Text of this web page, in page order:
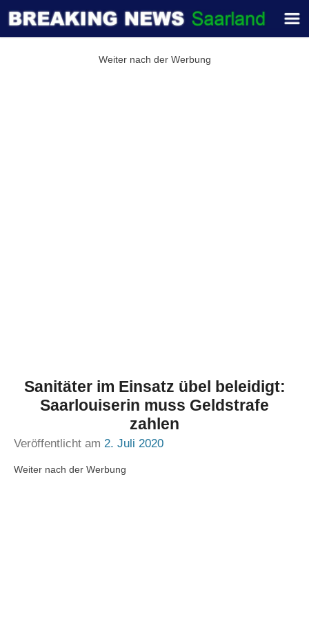
Weiter nach der Werbung
Sanitäter im Einsatz übel beleidigt:
Saarlouiserin muss Geldstrafe
zahlen
Veröffentlicht am 2. Juli 2020
Weiter nach der Werbung